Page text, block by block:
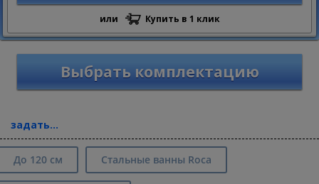
или Купить в 1 клик
Выбрать комплектацию
задать...
До 120 см Стальные ванны Roca